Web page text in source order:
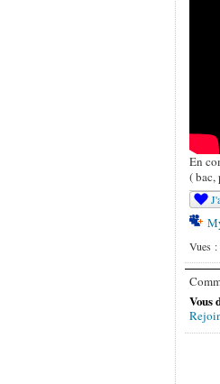
En
( bac,
Vues :
Vous